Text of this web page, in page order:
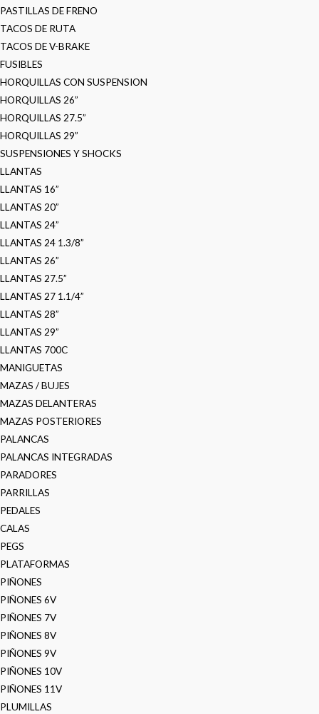
PASTILLAS DE FRENO
TACOS DE RUTA
TACOS DE V-BRAKE
FUSIBLES
HORQUILLAS CON SUSPENSION
HORQUILLAS 26”
HORQUILLAS 27.5”
HORQUILLAS 29”
SUSPENSIONES Y SHOCKS
LLANTAS
LLANTAS 16”
LLANTAS 20”
LLANTAS 24”
LLANTAS 24 1.3/8”
LLANTAS 26”
LLANTAS 27.5”
LLANTAS 27 1.1/4”
LLANTAS 28”
LLANTAS 29”
LLANTAS 700C
MANIGUETAS
MAZAS / BUJES
MAZAS DELANTERAS
MAZAS POSTERIORES
PALANCAS
PALANCAS INTEGRADAS
PARADORES
PARRILLAS
PEDALES
CALAS
PEGS
PLATAFORMAS
PIÑONES
PIÑONES 6V
PIÑONES 7V
PIÑONES 8V
PIÑONES 9V
PIÑONES 10V
PIÑONES 11V
PLUMILLAS